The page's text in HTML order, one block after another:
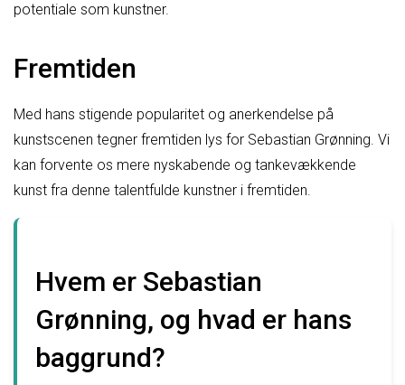
potentiale som kunstner.
Fremtiden
Med hans stigende popularitet og anerkendelse på
kunstscenen tegner fremtiden lys for Sebastian Grønning. Vi
kan forvente os mere nyskabende og tankevækkende
kunst fra denne talentfulde kunstner i fremtiden.
Hvem er Sebastian
Grønning, og hvad er hans
baggrund?